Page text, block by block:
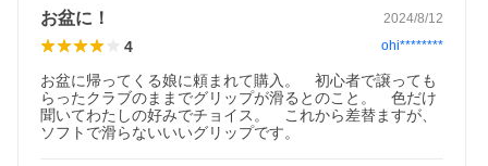
お盆に！ 2024/8/12
4 ohi********
お盆に帰ってくる娘に頼まれて購入。　初心者で譲っても
らったクラブのままでグリップが滑るとのこと。　色だけ
聞いてわたしの好みでチョイス。　これから差替ますが、
ソフトで滑らないいいグリップです。